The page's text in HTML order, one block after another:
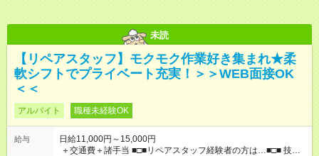
未読
【リペアスタッフ】モクモク作業好き集まれ★柔
軟シフトでプライベート充実！＞＞WEB面接OK
＜＜
アルバイト 職種未経験OK
給与
日給11,000円～15,000円
＋交通費＋諸手当 ■□■リペアスタッフ経験者の方は…■□■ 技術